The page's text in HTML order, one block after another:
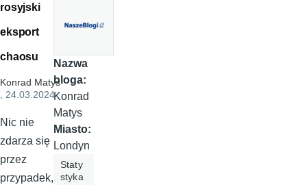
rosyjski
eksport
chaosu
Konrad Matys
, 24.03.2024
Nic nie
zdarza się
przez
przypadek,
Nazwa
bloga:
Konrad
Matys
Miasto:
Londyn
Staty
styka